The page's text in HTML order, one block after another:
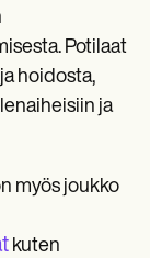
Potilaat
hoidosta,
ja
myös joukko
kuten